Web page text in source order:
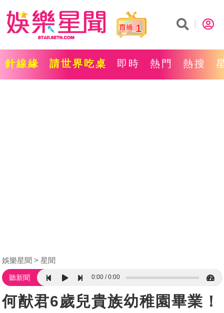
1
針線緣 請世界吃桌 即時 熱門 熱搜
娛樂星聞 星聞
聽新聞 0:00 0:00
何猷君6歲兒貴族幼稚園畢業！